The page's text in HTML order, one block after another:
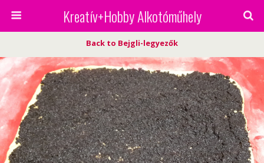
Kreatív+Hobby Alkotóműhely
Back to Bejgli-legyezők